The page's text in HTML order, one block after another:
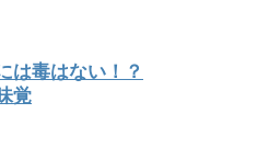
は毒はない！？
覚